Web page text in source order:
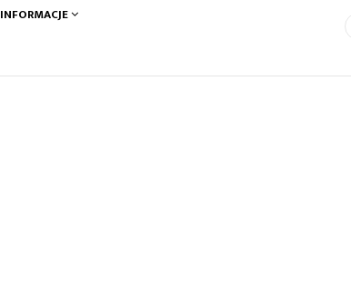
INFORMACJE